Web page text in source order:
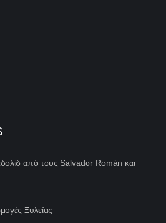
από τους Salvador Román και
Ξυλείας